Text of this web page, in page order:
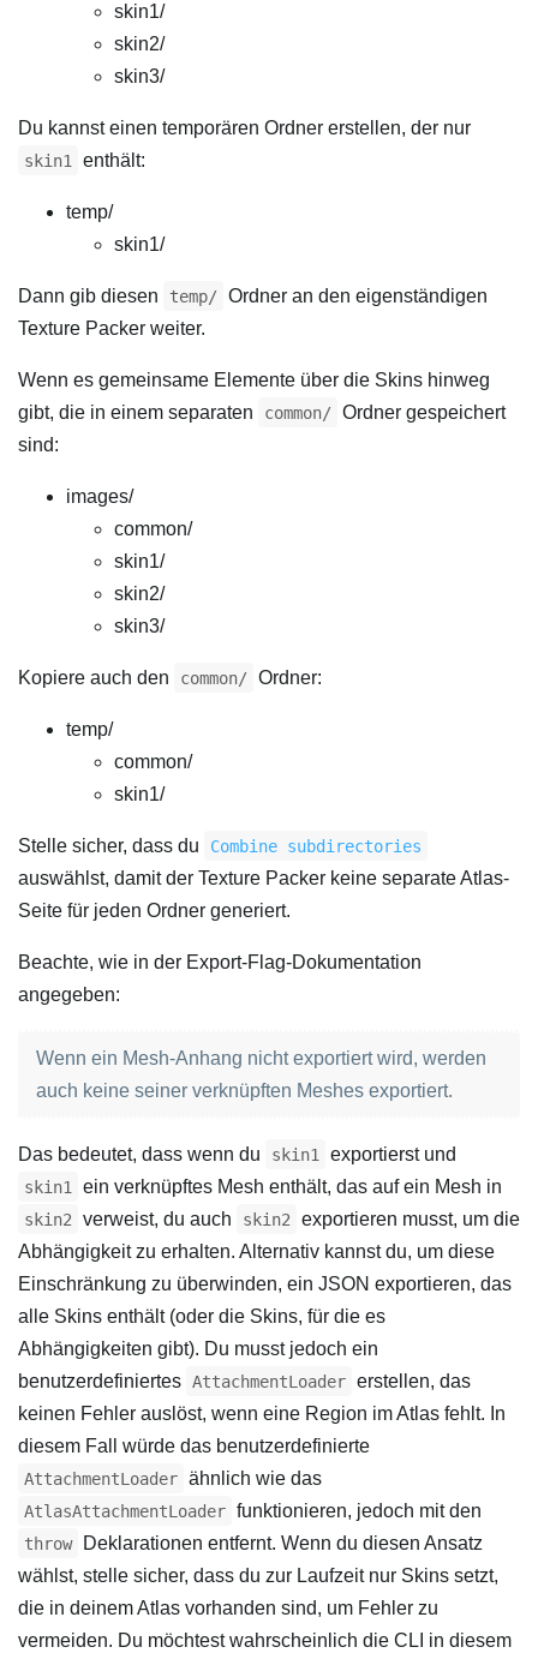
skin1/
skin2/
skin3/
Du kannst einen temporären Ordner erstellen, der nur
skin1 enthält:
temp/
skin1/
Dann gib diesen temp/ Ordner an den eigenständigen
Texture Packer weiter.
Wenn es gemeinsame Elemente über die Skins hinweg
gibt, die in einem separaten
common/ Ordner gespeichert
sind:
images/
common/
skin1/
skin2/
skin3/
Kopiere auch den common/ Ordner:
temp/
common/
skin1/
Stelle sicher, dass du Combine subdirectories
auswählst, damit der Texture Packer keine separate Atlas-
Seite für jeden Ordner generiert.
Beachte, wie in der Export-Flag-Dokumentation
angegeben:
Wenn ein Mesh-Anhang nicht exportiert wird, werden
auch keine seiner verknüpften Meshes exportiert.
Das bedeutet, dass wenn du skin1 exportierst und
skin1 ein verknüpftes Mesh enthält, das auf ein Mesh in
skin2 verweist, du auch skin2
exportieren musst, um die
Abhängigkeit zu erhalten. Alternativ kannst du, um diese
Einschränkung zu überwinden, ein JSON exportieren, das
alle Skins enthält (oder die Skins, für die es
Abhängigkeiten gibt). Du musst jedoch ein
benutzerdefiniertes AttachmentLoader erstellen, das
keinen Fehler auslöst, wenn eine Region im Atlas fehlt. In
diesem Fall würde das benutzerdefinierte
AttachmentLoader ähnlich wie das
AtlasAttachmentLoader funktionieren, jedoch mit den
throw
Deklarationen entfernt. Wenn du diesen Ansatz
wählst, stelle sicher, dass du zur Laufzeit nur Skins setzt,
die in deinem Atlas vorhanden sind, um Fehler zu
vermeiden. Du möchtest wahrscheinlich die CLI in diesem